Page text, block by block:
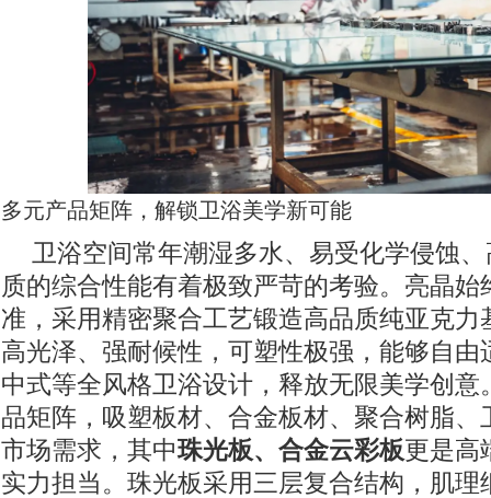
多元产品矩阵，解锁卫浴美学新可能
卫浴空间常年潮湿多水、易受化学侵蚀
质的综合性能有着极致严苛的考验。亮晶始
准，采用精密聚合工艺锻造高品质纯亚克力
高光泽、强耐候性，可塑性极强，能够自由
中式等全风格卫浴设计，释放无限美学创意
品矩阵，吸塑板材、合金板材、聚合树脂、
市场需求，其中珠光板、合金云彩板更是高
实力担当。珠光板采用三层复合结构，肌理